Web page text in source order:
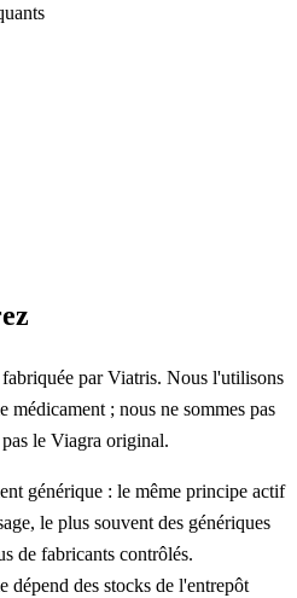
par Viatris. Nous l'utilisons
; nous ne sommes pas
le Viagra original.
générique : le même principe actif
le plus souvent des génériques
de fabricants contrôlés.
dépend des stocks de l'entrepôt